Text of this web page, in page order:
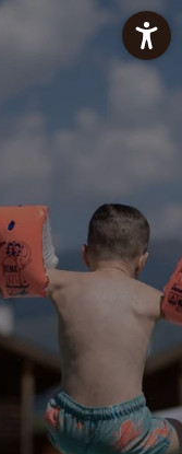
PREISE APARTMENTS